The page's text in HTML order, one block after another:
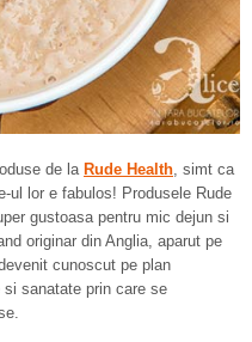
de la Rude Health, simt ca
ul lor e fabulos! Produsele Rude
gustoasa pentru mic dejun si
originar din Anglia, aparut pe
cunoscut pe plan
sanatate prin care se